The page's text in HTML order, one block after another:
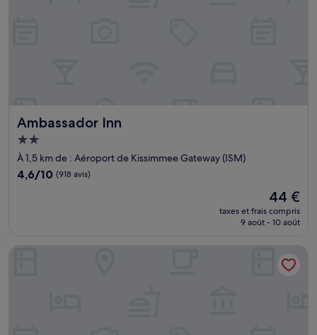
Ambassador Inn
Ambassador Inn
Hébergement
2.0 étoiles
À 1,5 km de : Aéroport de Kissimmee Gateway (ISM)
4.6
4,6/10 (918 avis)
Le
nouveau
prix
44 €
44 €
taxes et frais compris
9 août - 10 août
Harmony Ensuite Room Shared Home No Car